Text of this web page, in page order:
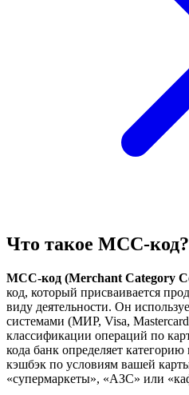
Что такое MCC-код?
MCC-код (Merchant Category
код, который присваивается
виду деятельности. Он
системами (МИР, Visa,
классификации операций по
кода банк определяет
кэшбэк по условиям вашей
«супермаркеты», «АЗС» или